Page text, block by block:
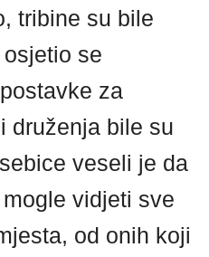
tribine su bile
se
za
druženja bile su
veseli je da
vidjeti sve
od onih koji